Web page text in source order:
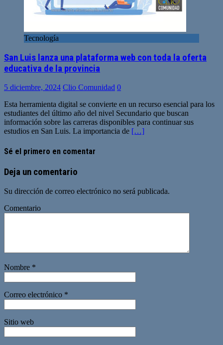
Tecnología
San Luis lanza una plataforma web con toda la oferta
educativa de la provincia
5 diciembre, 2024 Clio Comunidad 0
Esta herramienta digital se convierte en un recurso esencial para los
estudiantes del último año del nivel Secundario que buscan
información sobre las carreras disponibles para continuar sus
estudios en San Luis. La importancia de […]
Sé el primero en comentar
Deja un comentario
Su dirección de correo electrónico no será publicada.
Comentario
Nombre *
Correo electrónico *
Sitio web